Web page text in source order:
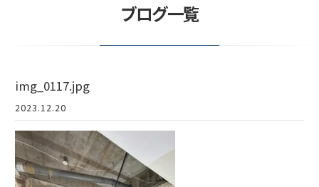
ブログ一覧
img_0117.jpg
2023.12.20